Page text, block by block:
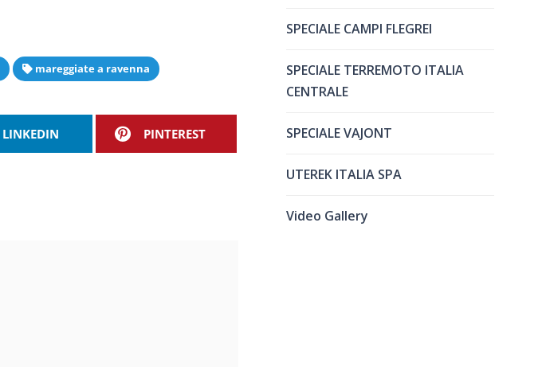
mareggiate a ravenna
LINKEDIN PINTEREST
SPECIALE CAMPI FLEGREI
SPECIALE TERREMOTO ITALIA
CENTRALE
SPECIALE VAJONT
UTEREK ITALIA SPA
Video Gallery